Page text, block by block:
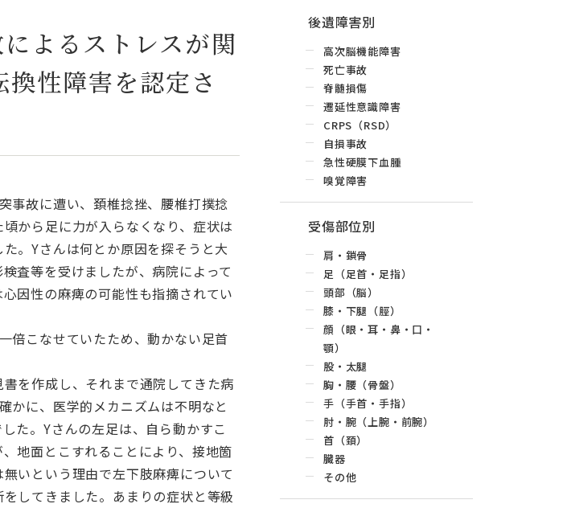
よるストレスが関
性障害を認定さ
事故に遭い、頚椎捻挫、腰椎打撲捻
から足に力が入らなくなり、症状は
。Yさんは何とか原因を探そうと大
査等を受けましたが、病院によって
因性の麻痺の可能性も指摘されてい
倍こなせていたため、動かない足首
を作成し、それまで通院してきた病
かに、医学的メカニズムは不明なと
た。Yさんの左足は、自ら動かすこ
地面とこすれることにより、接地箇
いという理由で左下肢麻痺について
してきました。あまりの症状と等級
後遺障害別
高次脳機能障害
死亡事故
脊髄損傷
遷延性意識障害
CRPS（RSD）
自損事故
急性硬膜下血腫
嗅覚障害
受傷部位別
肩・鎖骨
足（足首・足指）
頭部（脳）
膝・下腿（脛）
顔（眼・耳・鼻・口・
顎）
股・太腿
胸・腰（骨盤）
手（手首・手指）
肘・腕（上腕・前腕）
首（頚）
臓器
その他